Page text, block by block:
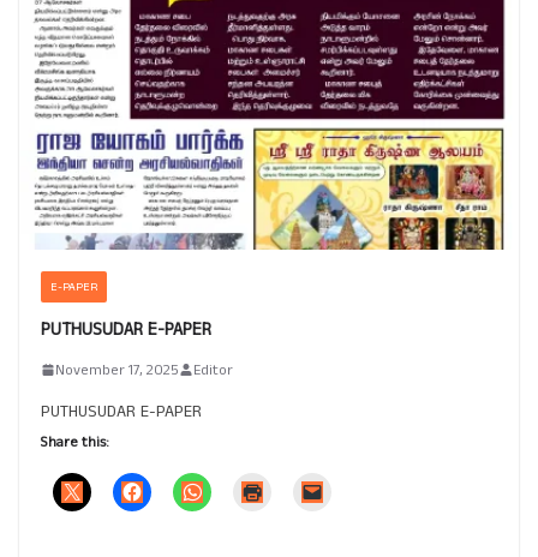
E-PAPER
PUTHUSUDAR E-PAPER
November 17, 2025 Editor
PUTHUSUDAR E-PAPER
Share this: